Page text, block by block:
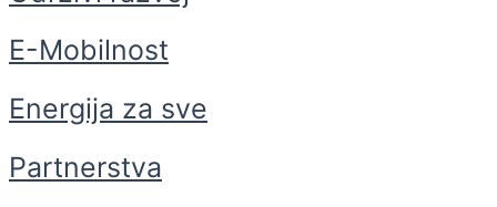
E-Mobilnost
Energija za sve
Partnerstva